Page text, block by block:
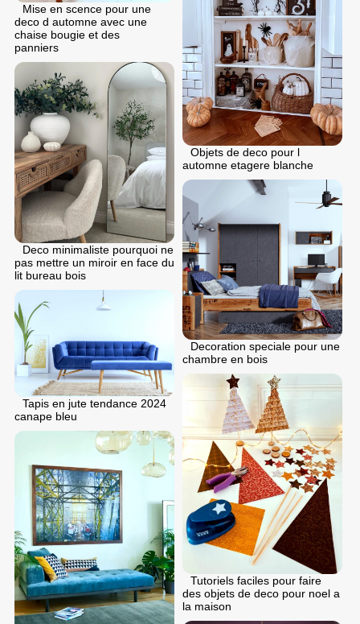
Mise en scence pour une
deco d automne avec une
chaise bougie et des
panniers
Objets de deco pour l
automne etagere blanche
Deco minimaliste pourquoi ne
pas mettre un miroir en face du
lit bureau bois
Decoration speciale pour une
chambre en bois
Tapis en jute tendance 2024
canape bleu
Tutoriels faciles pour faire
des objets de deco pour noel a
la maison